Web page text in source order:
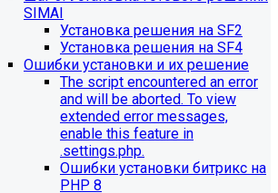
в разделе
состав"
использующих модуль SIMAI-
организации
SIMAI
Установка решения на SF2
Установка решения на SF4
Ошибки установки и их решение
The script encountered an error
and will be aborted. To view
extended error messages,
enable this feature in
.settings.php.
Ошибки установки битрикс на
PHP 8